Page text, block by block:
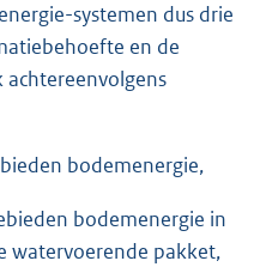
systemen dus drie
en de
bodemenergie,
bodemenergie in
watervoerende pakket,